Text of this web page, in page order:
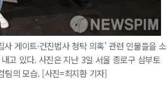
게이트·건진법사 청탁 의혹' 관련 인물들을 소
고 있다. 사진은 지난 3일 서울 종로구 삼부토
팀의 모습. [사진=최지환 기자]